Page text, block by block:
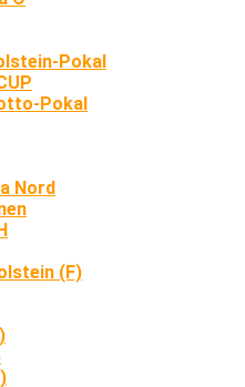
Pokal
Pokal
Nord
(F)